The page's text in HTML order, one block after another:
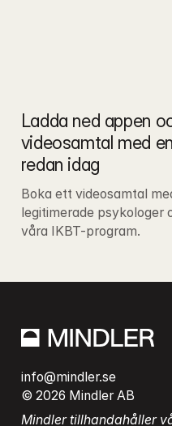
Ladda ned appen
videosamtal med
redan idag
Boka ett videosamtal
legitimerade psykologer
våra IKBT-program.
info@mindler.se
© 2026 Mindler AB
Mindler tillhandahåller